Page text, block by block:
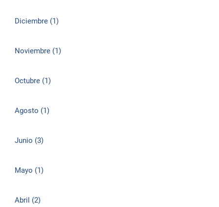
Diciembre (1)
Noviembre (1)
Octubre (1)
Agosto (1)
Junio (3)
Mayo (1)
Abril (2)